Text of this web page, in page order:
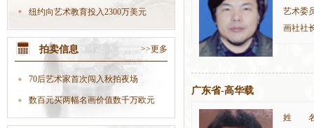
现身
纽约向艺术教育投入2300万美元
拍卖信息 >>更多
70后艺术家首次闯入秋拍夜场
数百元买两幅名画价值数千万欧元
艺术委
画社社
广东省-高华载
姓 名: